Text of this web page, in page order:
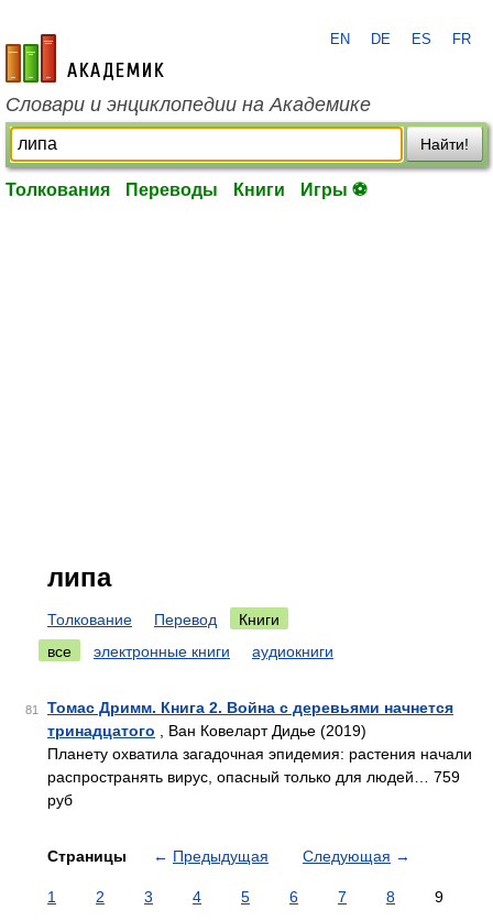
academic.ru
EN DE ES FR
Словари и энциклопедии на Академике
Найти!
Толкования Переводы Книги Игры ⚽
липа
Толкование Перевод
Книги
все
электронные книги аудиокниги
81
Томас Дримм. Книга 2. Война с деревьями начнется
тринадцатого , Ван Ковеларт Дидье (2019)
Планету охватила загадочная эпидемия: растения начали
распространять вирус, опасный только для людей… 759
руб
Страницы ← Предыдущая Следующая →
1 2 3 4 5 6 7 8 9